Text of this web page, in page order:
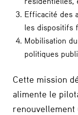
Efficacité des
les dispositifs
Mobilisation
politiques
Cette mission
alimente le
renouvellement